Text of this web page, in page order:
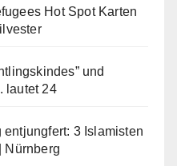
Hot Spot Karten
und
lautet 24
entjungfert: 3 Islamisten
Nürnberg